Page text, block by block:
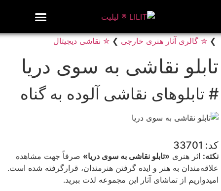
❯ ✮ گالری آثار هنری خارجی ❯ ✮ نقاشی دیجیتال
تابلو نقاشی به سوی دریا
# تابلوهای نقاشی آلوده به گناه
کد: 33701
نکته: اثر هنری «تابلو نقاشی به سوی دریا» صرفاً جهت مشاهده
علاقه‌مندان به هنر و ایده گرفتن هنرمندان، قرارگرفته شده است.
امیدواریم از تماشای آثار این مجموعه لذت ببرید.